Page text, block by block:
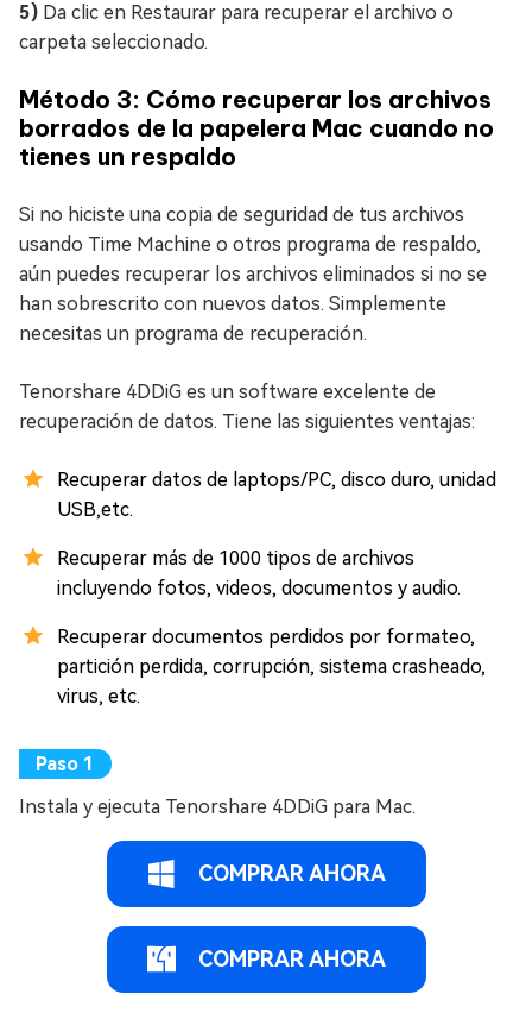
5) Da clic en Restaurar para recuperar el archivo o
carpeta seleccionado.
Método 3: Cómo recuperar los archivos
borrados de la papelera Mac cuando no
tienes un respaldo
Si no hiciste una copia de seguridad de tus archivos
usando Time Machine o otros programa de respaldo,
aún puedes recuperar los archivos eliminados si no se
han sobrescrito con nuevos datos. Simplemente
necesitas un programa de recuperación.
Tenorshare 4DDiG es un software excelente de
recuperación de datos. Tiene las siguientes ventajas:
Recuperar datos de laptops/PC, disco duro, unidad
USB,etc.
Recuperar más de 1000 tipos de archivos
incluyendo fotos, videos, documentos y audio.
Recuperar documentos perdidos por formateo,
partición perdida, corrupción, sistema crasheado,
virus, etc.
Instala y ejecuta Tenorshare 4DDiG para Mac.
COMPRAR AHORA
COMPRAR AHORA